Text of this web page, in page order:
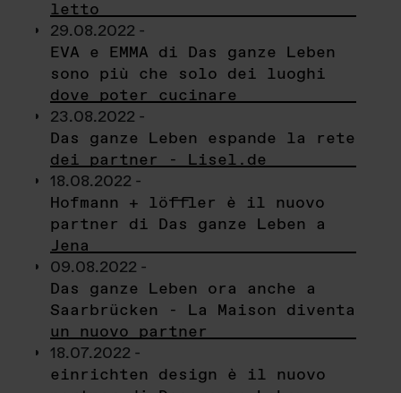
letto
29.08.2022 -
EVA e EMMA di Das ganze Leben
sono più che solo dei luoghi
dove poter cucinare
23.08.2022 -
Das ganze Leben espande la rete
dei partner - Lisel.de
18.08.2022 -
Hofmann + löffler è il nuovo
partner di Das ganze Leben a
Jena
09.08.2022 -
Das ganze Leben ora anche a
Saarbrücken - La Maison diventa
un nuovo partner
18.07.2022 -
einrichten design è il nuovo